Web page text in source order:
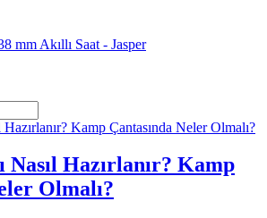
mm Akıllı Saat - Jasper
Nasıl Hazırlanır? Kamp
Olmalı?